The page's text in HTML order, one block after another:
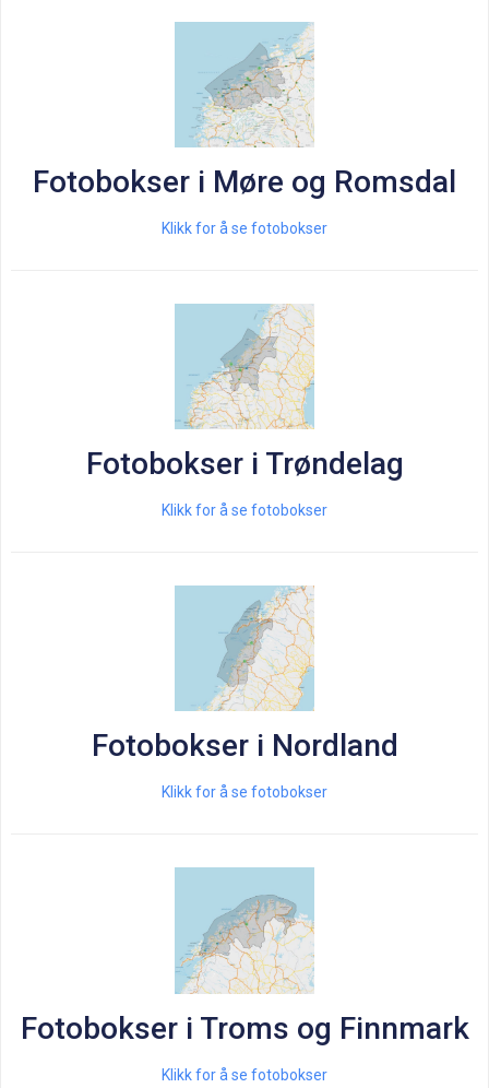
Fotobokser i Møre og Romsdal
Klikk for å se fotobokser
Fotobokser i Trøndelag
Klikk for å se fotobokser
Fotobokser i Nordland
Klikk for å se fotobokser
Fotobokser i Troms og Finnmark
Klikk for å se fotobokser